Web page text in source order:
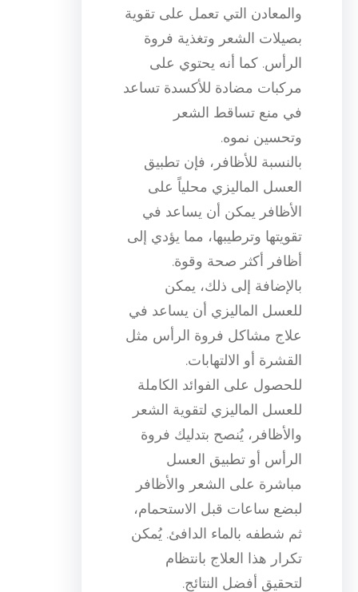
والمعادن التي تعمل على تقوية
بصيلات الشعر وتغذية فروة
الرأس. كما أنه يحتوي على
مركبات مضادة للأكسدة تساعد
في منع تساقط الشعر
وتحسين نموه.
بالنسبة للأظافر، فإن تطبيق
العسل الماليزي محلياً على
الأظافر يمكن أن يساعد في
تقويتها وترطيبها، مما يؤدي إلى
أظافر أكثر صحة وقوة.
بالإضافة إلى ذلك، يمكن
للعسل الماليزي أن يساعد في
علاج مشاكل فروة الرأس مثل
القشرة أو الالتهابات.
للحصول على الفوائد الكاملة
للعسل الماليزي لتقوية الشعر
والأظافر، يُنصح بتدليك فروة
الرأس أو تطبيق العسل
مباشرة على الشعر والأظافر
لبضع ساعات قبل الاستحمام،
ثم شطفه بالماء الدافئ. يُمكن
تكرار هذا العلاج بانتظام
لتحقيق أفضل النتائج.